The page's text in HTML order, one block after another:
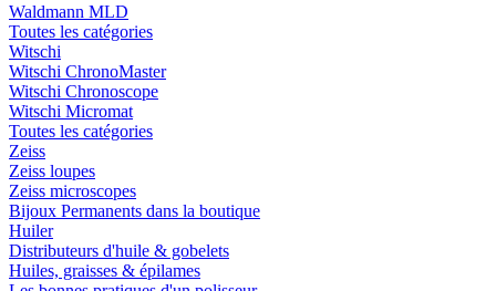
Waldmann MLD
Toutes les catégories
Witschi
Witschi ChronoMaster
Witschi Chronoscope
Witschi Micromat
Toutes les catégories
Zeiss
Zeiss loupes
Zeiss microscopes
Bijoux Permanents dans la boutique
Huiler
Distributeurs d'huile & gobelets
Huiles, graisses & épilames